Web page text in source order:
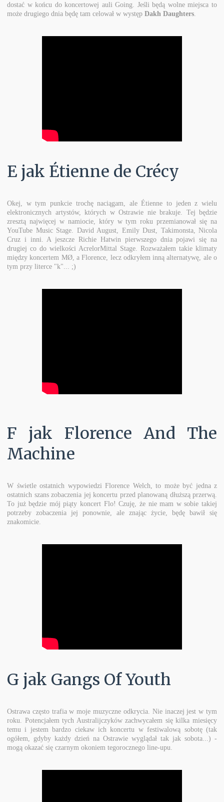
dostać w końcu do koncertowej auli Going. Jeśli będą wolne miejsca to
może drugiego dnia będę tam celował w występ Dakh Daughters
E jak Étienne de Crécy
Okej, w tym punkcie trochę naciągam, ale Étienne to jeden z wielu
elektronicznych artystów, których w Ostrawie nie brakuje. Tej będzie
zresztą najwięcej w namiocie, który w tym roku przemianował się na
YouTube Music Stage. David August, Emily Dust, Takimonsta, Nicola
Cruz i inni. A jeszcze Richie Hatwin pierwszego dnia pojawi się na
drugiej co do wielkości AcrelorMittal Stage. Rozważałem takie klimaty
między koncertem MØ, a Florence, lecz odkryłem inną alternatywę, ale o
tym przy literce "k"... ;)
F jak Florence And The
Machine
W świetle ostatnich wypowiedzi Florence Welch, to może być jedna z
ostatnich szans zobaczenia jej koncertu przed planowaną dłuższą przerwą.
To już będzie mój piąty koncert Flo! Czuję, że nie mam w sobie takiej
potrzeby zobaczenia jej ponownie, ale znając życie, będę bawił się
znakomicie.
G jak Gangs Of Youth
Ostrawa często trafia w moje muzyczne odkrycia. Nie inaczej jest w tym
roku. Potencjałem tych Australijczyków zachwycałem się kilka miesięcy
temu i jestem bardzo ciekaw ich koncertu w festiwalową sobotę (tak
ogółem, gdyby każdy dzień na Ostrawie wyglądał tak jak sobota...) -
mogą okazać się czarnym okoniem tegorocznego line-upu.